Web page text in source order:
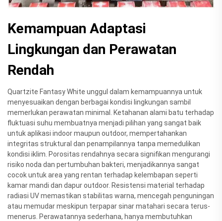
Kemampuan Adaptasi
Lingkungan dan Perawatan
Rendah
Quartzite Fantasy White unggul dalam kemampuannya untuk
menyesuaikan dengan berbagai kondisi lingkungan sambil
memerlukan perawatan minimal. Ketahanan alami batu terhadap
fluktuasi suhu membuatnya menjadi pilihan yang sangat baik
untuk aplikasi indoor maupun outdoor, mempertahankan
integritas struktural dan penampilannya tanpa memedulikan
kondisi iklim. Porositas rendahnya secara signifikan mengurangi
risiko noda dan pertumbuhan bakteri, menjadikannya sangat
cocok untuk area yang rentan terhadap kelembapan seperti
kamar mandi dan dapur outdoor. Resistensi material terhadap
radiasi UV memastikan stabilitas warna, mencegah penguningan
atau memudar meskipun terpapar sinar matahari secara terus-
menerus. Perawatannya sederhana, hanya membutuhkan